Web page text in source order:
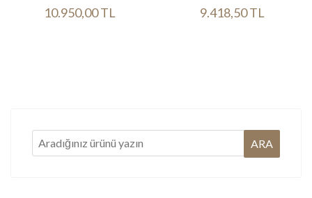
10.950,00 TL 9.418,50 TL